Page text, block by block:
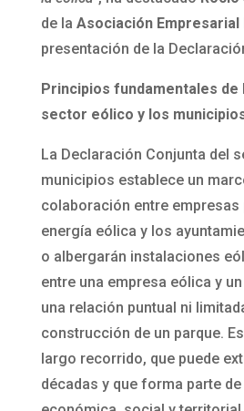
de la Asociación Empresarial
presentación de la
Principios fundamentales de
sector eólico y los
La Declaración Conjunta del
municipios establece un
colaboración entre
energía eólica y los
o albergarán instalaciones
entre una empresa eólica y
una relación puntual ni
construcción de un parque.
largo recorrido, que puede
décadas y que forma parte